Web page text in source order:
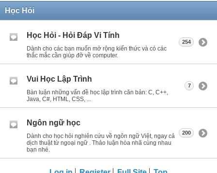
Học Hỏi
Học Hỏi - Hỏi Ðáp Vi Tính
Dành cho các bạn muốn mở rộng kiến thức và có các
thắc mắc cần giúp đỡ về computer.
254
Vui Học Lập Trình
Bàn luận những vấn đề học lập trình căn bản: C, C++,
Java, C#, HTML, CSS, ...
7
Ngôn ngữ học
Dành cho học hỏi nghiên cứu về ngôn ngữ Việt, ngay cả
dịch thuật từ ngoại ngữ . Thảo luận hòa nhã cùng nhau
bạn nhé.
200